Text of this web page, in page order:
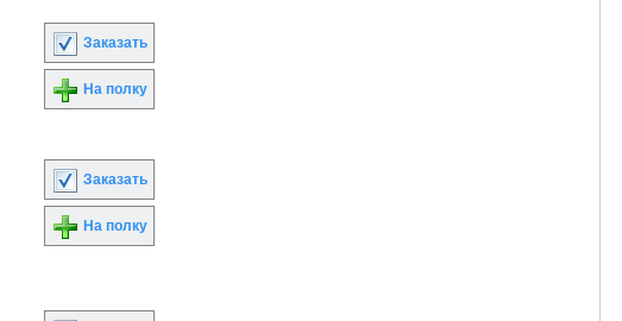
Заказать
На полку
Заказать
На полку